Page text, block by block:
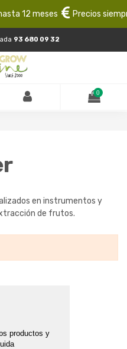
12 meses Precios
93 680 09 32
0
en instrumentos y
de frutos.
productos y